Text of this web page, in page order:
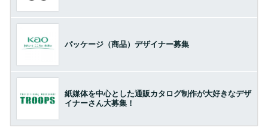
パッケージ（商品）デザイナー募集
紙媒体を中心とした通販カタログ制作が大好きなデザ
イナーさん大募集！